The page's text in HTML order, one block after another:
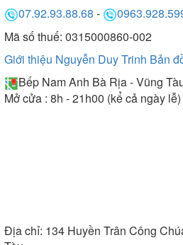
07.92.93.88.68 -
Mã số thuế: 0315000860-002
Giới thiệu Nguyễn Duy Trinh Bản
Bếp Nam Anh Bà Rịa - Vũng
Mở cửa : 8h - 21h00 (kể cả ngày lễ)
Địa chỉ: 134 Huyền Trân Công